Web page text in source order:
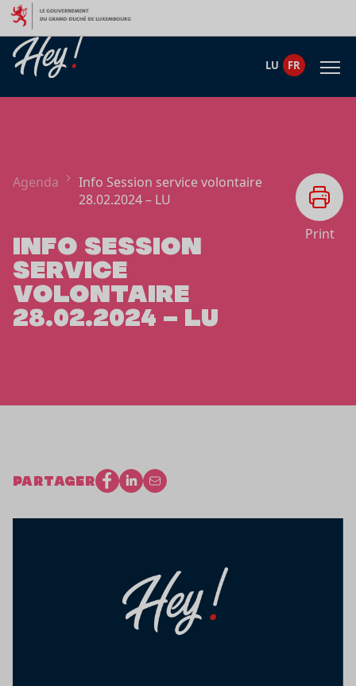
Aller au contenu
LU FR
Agenda
Info Session service volontaire
28.02.2024 – LU
INFO SESSION
SERVICE
VOLONTAIRE
28.02.2024 – LU
Print
PARTAGER